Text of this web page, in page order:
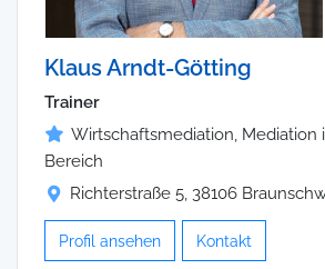
Klaus Arndt-Götting
Trainer
Wirtschaftsmediation, Mediation
Bereich
Richterstraße 5, 38106
Profil ansehen Kontakt